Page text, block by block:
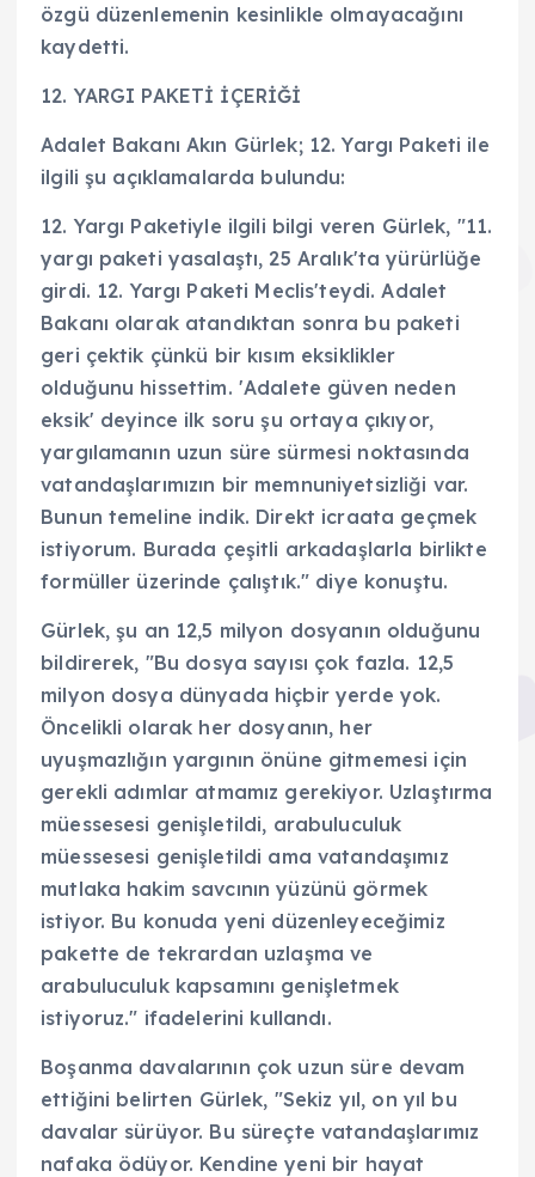
özgü düzenlemenin kesinlikle olmayacağını
kaydetti.
12. YARGI PAKETİ İÇERİĞİ
Adalet Bakanı Akın Gürlek; 12. Yargı Paketi ile
ilgili şu açıklamalarda bulundu:
12. Yargı Paketiyle ilgili bilgi veren Gürlek, "11.
yargı paketi yasalaştı, 25 Aralık'ta yürürlüğe
girdi. 12. Yargı Paketi Meclis'teydi. Adalet
Bakanı olarak atandıktan sonra bu paketi
geri çektik çünkü bir kısım eksiklikler
olduğunu hissettim. 'Adalete güven neden
eksik' deyince ilk soru şu ortaya çıkıyor,
yargılamanın uzun süre sürmesi noktasında
vatandaşlarımızın bir memnuniyetsizliği var.
Bunun temeline indik. Direkt icraata geçmek
istiyorum. Burada çeşitli arkadaşlarla birlikte
formüller üzerinde çalıştık." diye konuştu.
Gürlek, şu an 12,5 milyon dosyanın olduğunu
bildirerek, "Bu dosya sayısı çok fazla. 12,5
milyon dosya dünyada hiçbir yerde yok.
Öncelikli olarak her dosyanın, her
uyuşmazlığın yargının önüne gitmemesi için
gerekli adımlar atmamız gerekiyor. Uzlaştırma
müessesesi genişletildi, arabuluculuk
müessesesi genişletildi ama vatandaşımız
mutlaka hakim savcının yüzünü görmek
istiyor. Bu konuda yeni düzenleyeceğimiz
pakette de tekrardan uzlaşma ve
arabuluculuk kapsamını genişletmek
istiyoruz." ifadelerini kullandı.
Boşanma davalarının çok uzun süre devam
ettiğini belirten Gürlek, "Sekiz yıl, on yıl bu
davalar sürüyor. Bu süreçte vatandaşlarımız
nafaka ödüyor. Kendine yeni bir hayat